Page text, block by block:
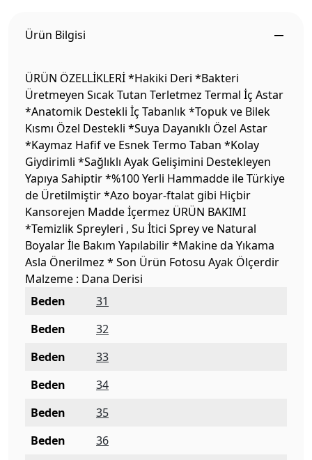
Ürün Bilgisi
ÜRÜN ÖZELLİKLERİ *Hakiki Deri *Bakteri
Üretmeyen Sıcak Tutan Terletmez Termal İç Astar
*Anatomik Destekli İç Tabanlık *Topuk ve Bilek
Kısmı Özel Destekli *Suya Dayanıklı Özel Astar
*Kaymaz Hafif ve Esnek Termo Taban *Kolay
Giydirimli *Sağlıklı Ayak Gelişimini Destekleyen
Yapıya Sahiptir *%100 Yerli Hammadde ile Türkiye
de Üretilmiştir *Azo boyar-ftalat gibi Hiçbir
Kansorejen Madde İçermez ÜRÜN BAKIMI
*Temizlik Spreyleri , Su İtici Sprey ve Natural
Boyalar İle Bakım Yapılabilir *Makine da Yıkama
Asla Önerilmez * Son Ürün Fotosu Ayak Ölçerdir
Malzeme : Dana Derisi
Beden
31
Beden
32
Beden
33
Beden
34
Beden
35
Beden
36